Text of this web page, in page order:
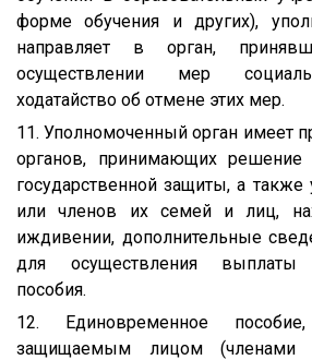
форме обучения и других),
направляет в орган,
осуществлении мер
ходатайство об отмене этих мер.
11. Уполномоченный орган имеет
органов, принимающих решение
государственной защиты, а
или членов их семей и лиц,
иждивении, дополнительные
для осуществления выплаты
пособия.
12. Единовременное
защищаемым лицом (членами